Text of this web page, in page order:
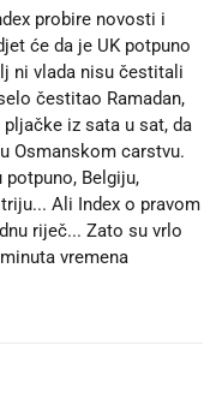
probire novosti i
će da je UK potpuno
ni vlada nisu čestitali
čestitao Ramadan,
iz sata u sat, da
Osmanskom carstvu.
Belgiju,
Ali Index o pravom
riječ... Zato su vrlo
vremena